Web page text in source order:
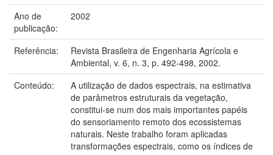
Ano de
publicação:
2002
Referência:
Revista Brasileira de Engenharia Agrícola e
Ambiental, v. 6, n. 3, p. 492-498, 2002.
Conteúdo:
A utilização de dados espectrais, na estimativa
de parâmetros estruturais da vegetação,
constitui-se num dos mais importantes papéis
do sensoriamento remoto dos ecossistemas
naturais. Neste trabalho foram aplicadas
transformações espectrais, como os índices de